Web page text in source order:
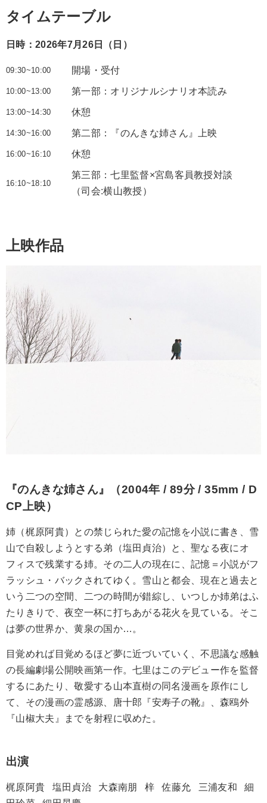
タイムテーブル
日時：2026年7月26日（日）
09:30~10:00 開場・受付
10:00~13:00 第一部：オリジナルシナリオ本読み
13:00~14:30 休憩
14:30~16:00 第二部：『のんきな姉さん』上映
16:00~16:10 休憩
16:10~18:10
第三部：七里監督×宮島客員教授対談
（司会:横山教授）
上映作品
『のんきな姉さん』（2004年 / 89分 / 35mm / D
CP上映）
姉（梶原阿貴）との禁じられた愛の記憶を小説に書き、雪
山で自殺しようとする弟（塩田貞治）と、聖なる夜にオ
フィスで残業する姉。その二人の現在に、記憶＝小説がフ
ラッシュ・バックされてゆく。雪山と都会、現在と過去と
いう二つの空間、二つの時間が錯綜し、いつしか姉弟はふ
たりきりで、夜空一杯に打ちあがる花火を見ている。そこ
は夢の世界か、黄泉の国か…。
目覚めれば目覚めるほど夢に近づいていく、不思議な感触
の長編劇場公開映画第一作。七里はこのデビュー作を監督
するにあたり、敬愛する山本直樹の同名漫画を原作にし
て、その漫画の霊感源、唐十郎『安寿子の靴』、森鴎外
『山椒大夫』までを射程に収めた。
出演
梶原阿貴 塩田貞治 大森南朋 梓 佐藤允 三浦友和
細